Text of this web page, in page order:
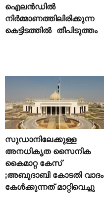
ഐലൻഡിൽ
നിർമ്മാണത്തിലിരിക്കുന്ന
കെട്ടിടത്തിൽ തീപിടുത്തം
സുഡാനിലേക്കുള്ള
അനധികൃത സൈനിക
കൈമാറ്റ കേസ്
;അബുദാബി കോടതി വാദം
കേൾക്കുന്നത് മാറ്റിവെച്ചു